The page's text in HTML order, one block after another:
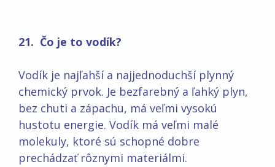
21. Čo je to vodík?
Vodík je najľahší a najjednoduchší plynný
chemický prvok. Je bezfarebný a ľahký plyn,
bez chuti a zápachu, má veľmi vysokú
hustotu energie. Vodík má veľmi malé
molekuly, ktoré sú schopné dobre
prechádzať rôznymi materiálmi.